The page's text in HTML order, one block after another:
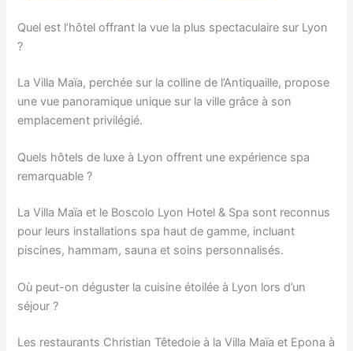
Quel est l’hôtel offrant la vue la plus spectaculaire sur Lyon
?
La Villa Maïa, perchée sur la colline de l’Antiquaille, propose
une vue panoramique unique sur la ville grâce à son
emplacement privilégié.
Quels hôtels de luxe à Lyon offrent une expérience spa
remarquable ?
La Villa Maïa et le Boscolo Lyon Hotel & Spa sont reconnus
pour leurs installations spa haut de gamme, incluant
piscines, hammam, sauna et soins personnalisés.
Où peut-on déguster la cuisine étoilée à Lyon lors d’un
séjour ?
Les restaurants Christian Têtedoie à la Villa Maïa et Epona à